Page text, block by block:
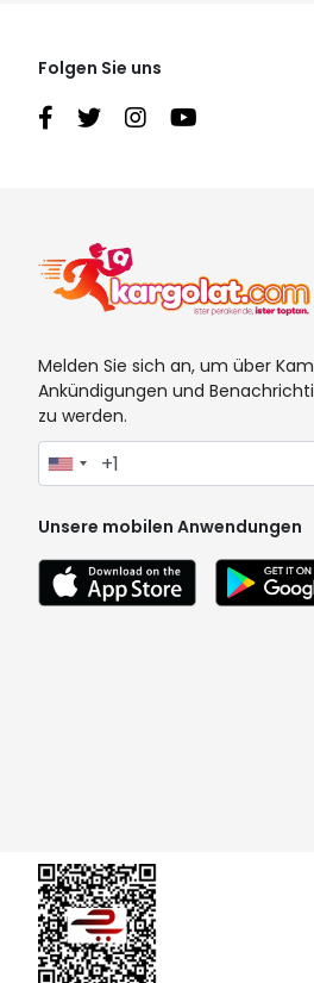
Folgen Sie uns
Melden Sie sich an, um über
Ankündigungen und
zu werden.
Unsere mobilen Anwendungen